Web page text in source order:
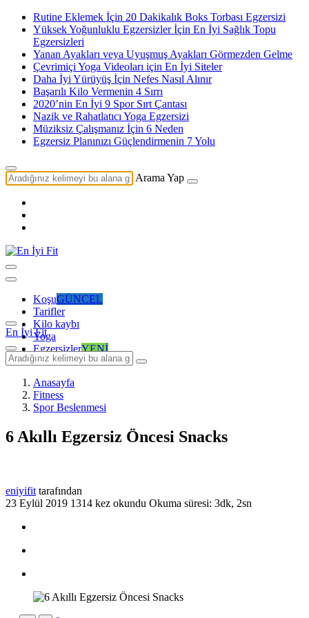
Rutine Eklemek İçin 20 Dakikalık Boks Torbası Egzersizi
Yüksek Yoğunluklu Egzersizler İçin En İyi Sağlık Topu
Egzersizleri
Yanan Ayakları veya Uyuşmuş Ayakları Görmezden Gelme
Çevrimiçi Yoga Videoları için En İyi Siteler
Daha İyi Yürüyüş İçin Nefes Nasıl Alınır
Başarılı Kilo Vermenin 4 Sırrı
2020’nin En İyi 9 Spor Sırt Çantası
Nazik ve Rahatlatıcı Yoga Egzersizi
Müziksiz Çalışmanız İçin 6 Neden
Egzersiz Planınızı Güçlendirmenin 7 Yolu
Arama Yap
KoşuGÜNCEL
Tarifler
Kilo kaybı
Yoga
EgzersizlerYENİ
En İyi Fit
Anasayfa
Fitness
Spor Beslenmesi
6 Akıllı Egzersiz Öncesi Snacks
eniyifit tarafından
23 Eylül 2019 1314 kez okundu Okuma süresi: 3dk, 2sn